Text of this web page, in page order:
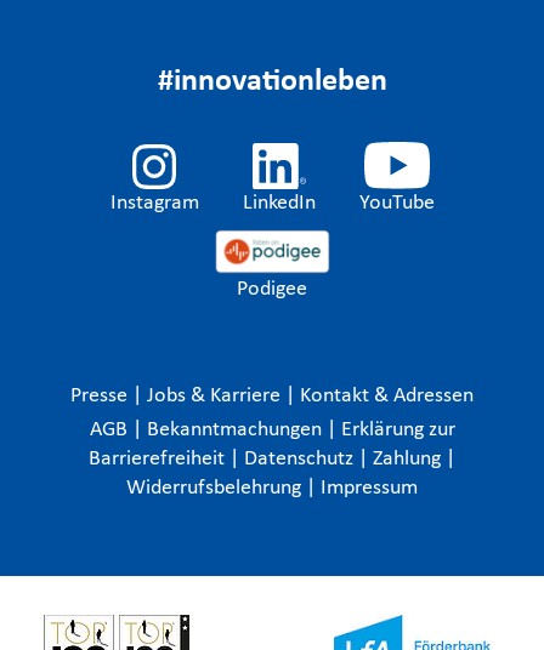
#innovationleben
Instagram LinkedIn YouTube
Podigee
Presse Jobs & Karriere
Kontakt & Adressen
AGB
Bekanntmachungen
Erklärung zur
Barrierefreiheit
Datenschutz Zahlung
Widerrufsbelehrung
Impressum